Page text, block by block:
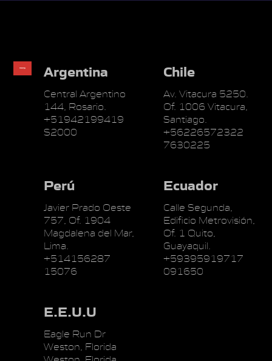
Argentina
Central Argentino
144, Rosario.
+51942199419
S2000
Chile
Av. Vitacura 5250.
Of. 1006 Vitacura,
Santiago.
+56226572322
7630225
Perú
Javier Prado Oeste
757, Of. 1904
Magdalena del Mar,
Lima.
+514156287
15076
Ecuador
Calle Segunda,
Edificio Metrovisión,
Of. 1 Quito,
Guayaquil.
+59395919717
091650
E.E.U.U
Eagle Run Dr
Weston, Florida